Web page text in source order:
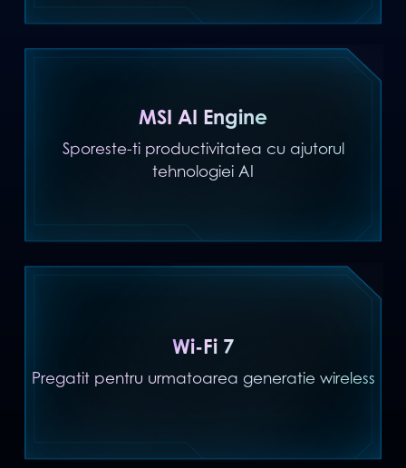
MSI AI Engine
Sporeste-ti productivitatea cu ajutorul
tehnologiei AI
Wi-Fi 7
Pregatit pentru urmatoarea generatie wireless